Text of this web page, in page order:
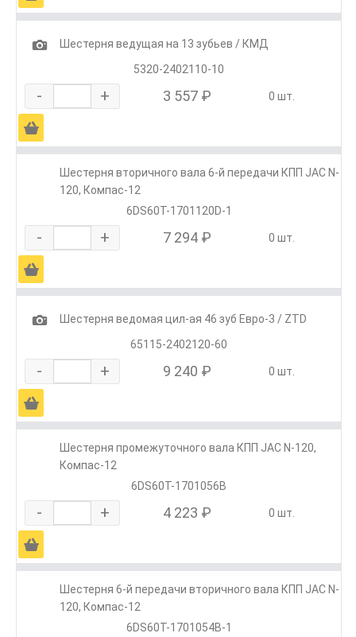
1
Шестерня ведущая на 13 зубьев / КМД
5320-2402110-10
- + 3 557 ₽ 0 шт.
Ä
Шестерня вторичного вала 6-й передачи КПП JAC N-
120, Компас-12
6DS60T-1701120D-1
- + 7 294 ₽ 0 шт.
Ä
1
Шестерня ведомая цил-ая 46 зуб Евро-3 / ZTD
65115-2402120-60
- + 9 240 ₽ 0 шт.
Ä
Шестерня промежуточного вала КПП JAC N-120,
Компас-12
6DS60T-1701056B
- + 4 223 ₽ 0 шт.
Ä
Шестерня 6-й передачи вторичного вала КПП JAC N-
120, Компас-12
6DS60T-1701054B-1